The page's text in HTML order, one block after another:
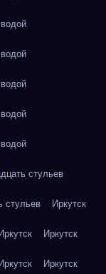
стульев
стульев Иркутск
Иркутск Иркутск
Иркутск Иркутск